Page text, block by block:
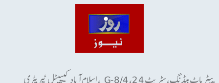
پیٹریاٹ بلڈنگ، سٹریٹ 24، G-8/4 ، اسلام آباد کیپیٹل ٹیریٹری